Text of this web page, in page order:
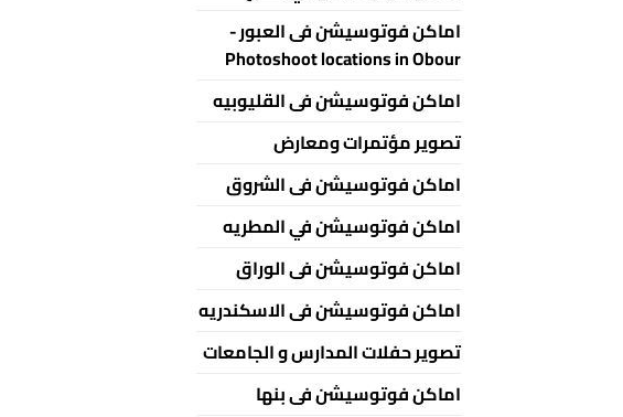
اماكن فوتوسيشن فى العبور -
Photoshoot locations in Obour
اماكن فوتوسيشن فى القليوبيه
تصوير مؤتمرات ومعارض
اماكن فوتوسيشن فى الشروق
اماكن فوتوسيشن في المطريه
اماكن فوتوسيشن فى الوراق
اماكن فوتوسيشن فى الاسكندريه
تصوير حفلات المدارس و الجامعات
اماكن فوتوسيشن فى بنها